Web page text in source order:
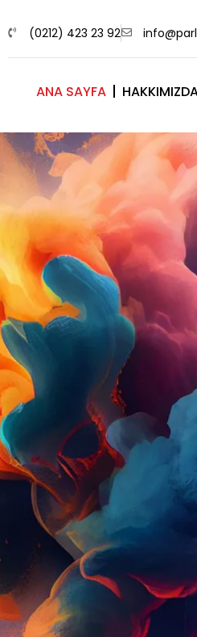
(0212) 423 23 92
ANA SAYFA